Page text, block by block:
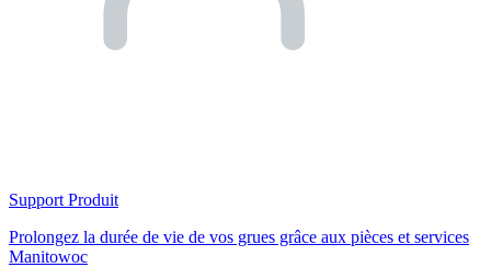
Support Produit
Prolongez la durée de vie de vos grues grâce aux pièces et services
Manitowoc